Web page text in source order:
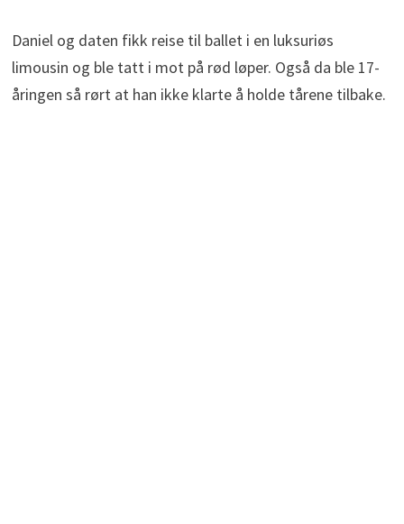
Daniel og daten fikk reise til ballet i en luksuriøs
limousin og ble tatt i mot på rød løper. Også da ble 17-
åringen så rørt at han ikke klarte å holde tårene tilbake.